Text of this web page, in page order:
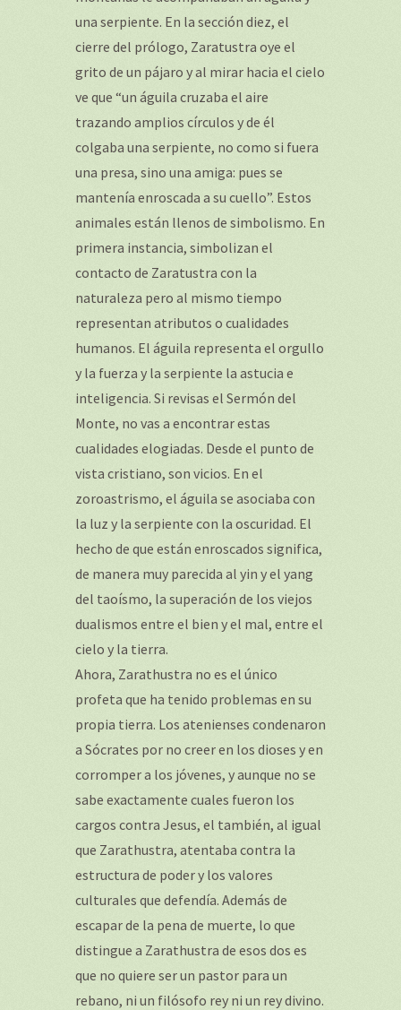
una serpiente. En la sección diez, el
cierre del prólogo, Zaratustra oye el
grito de un pájaro y al mirar hacia el cielo
ve que “un águila cruzaba el aire
trazando amplios círculos y de él
colgaba una serpiente, no como si fuera
una presa, sino una amiga: pues se
mantenía enroscada a su cuello”. Estos
animales están llenos de simbolismo. En
primera instancia, simbolizan el
contacto de Zaratustra con la
naturaleza pero al mismo tiempo
representan atributos o cualidades
humanos. El águila representa el orgullo
y la fuerza y la serpiente la astucia e
inteligencia. Si revisas el Sermón del
Monte, no vas a encontrar estas
cualidades elogiadas. Desde el punto de
vista cristiano, son vicios. En el
zoroastrismo, el águila se asociaba con
la luz y la serpiente con la oscuridad. El
hecho de que están enroscados significa,
de manera muy parecida al yin y el yang
del taoísmo, la superación de los viejos
dualismos entre el bien y el mal, entre el
cielo y la tierra.
Ahora, Zarathustra no es el único
profeta que ha tenido problemas en su
propia tierra. Los atenienses condenaron
a Sócrates por no creer en los dioses y en
corromper a los jóvenes, y aunque no se
sabe exactamente cuales fueron los
cargos contra Jesus, el también, al igual
que Zarathustra, atentaba contra la
estructura de poder y los valores
culturales que defendía. Además de
escapar de la pena de muerte, lo que
distingue a Zarathustra de esos dos es
que no quiere ser un pastor para un
rebano, ni un filósofo rey ni un rey divino.